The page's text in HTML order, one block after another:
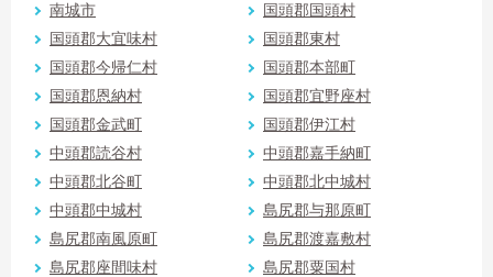
南城市
国頭郡国頭村
国頭郡大宜味村
国頭郡東村
国頭郡今帰仁村
国頭郡本部町
国頭郡恩納村
国頭郡宜野座村
国頭郡金武町
国頭郡伊江村
中頭郡読谷村
中頭郡嘉手納町
中頭郡北谷町
中頭郡北中城村
中頭郡中城村
島尻郡与那原町
島尻郡南風原町
島尻郡渡嘉敷村
島尻郡座間味村
島尻郡粟国村